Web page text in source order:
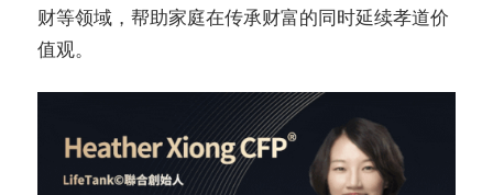
财等领域，帮助家庭在传承财富的同时延续孝道价
值观。